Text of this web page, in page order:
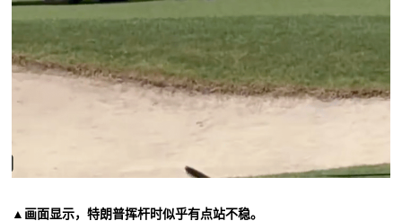
▲画面显示，特朗普挥杆时似乎有点站不稳。